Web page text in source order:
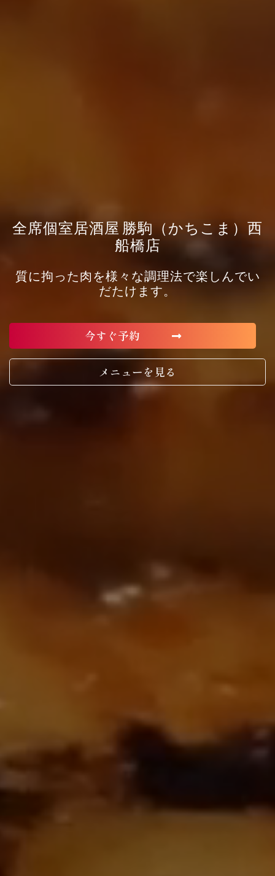
全席個室居酒屋 勝駒（かちこま）西
船橋店
質に拘った肉を様々な調理法で楽しんでい
だたけます。
今すぐ予約
メニューを見る